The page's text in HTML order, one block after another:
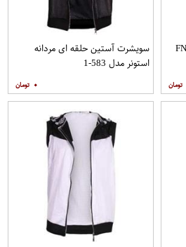
سویشرت آستین حلقه ای مردانه
استونر مدل 583-1
۰